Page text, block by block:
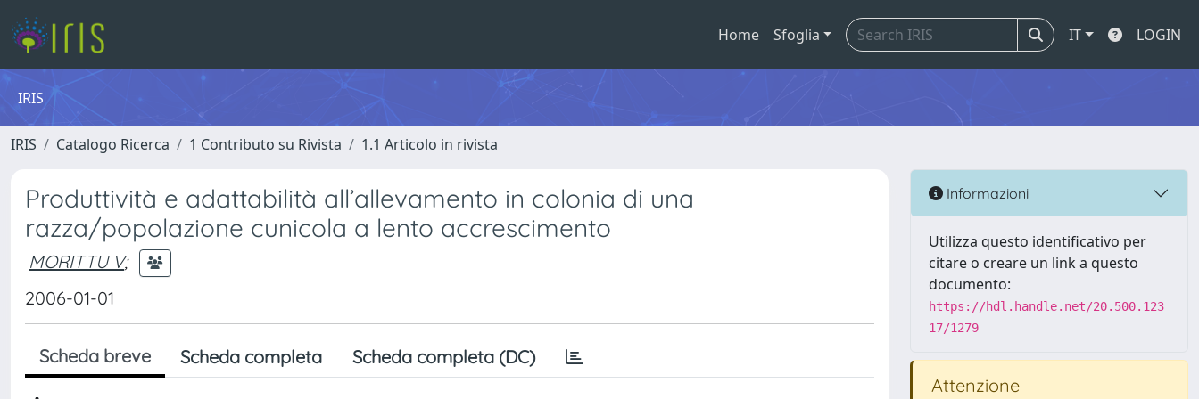
Home Sfoglia IT LOGIN
IRIS
IRIS Catalogo Ricerca 1 Contributo su Rivista 1.1 Articolo in rivista
Produttività e adattabilità all’allevamento in colonia di una
razza/popolazione cunicola a lento accrescimento
MORITTU V;
2006-01-01
Scheda breve Scheda completa Scheda completa (DC)
Informazioni
Utilizza questo identificativo per
citare o creare un link a questo
documento:
https://hdl.handle.net/20.500.123
17/1279
Attenzione